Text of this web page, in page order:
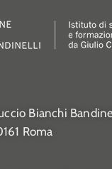
Bianchi
Roma